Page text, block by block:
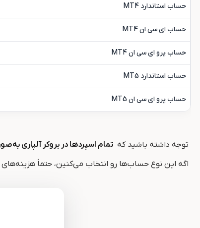
حساب استاندارد MT4
حساب ای سی ان MT4
حساب پرو ای سی ان MT4
حساب استاندارد MT5
حساب پرو ای سی ان MT5
توجه داشته باشید که تمام اسپردها در بروکر آلپاری
اگه این نوع حساب‌ها رو انتخاب می‌کنین، حتماً